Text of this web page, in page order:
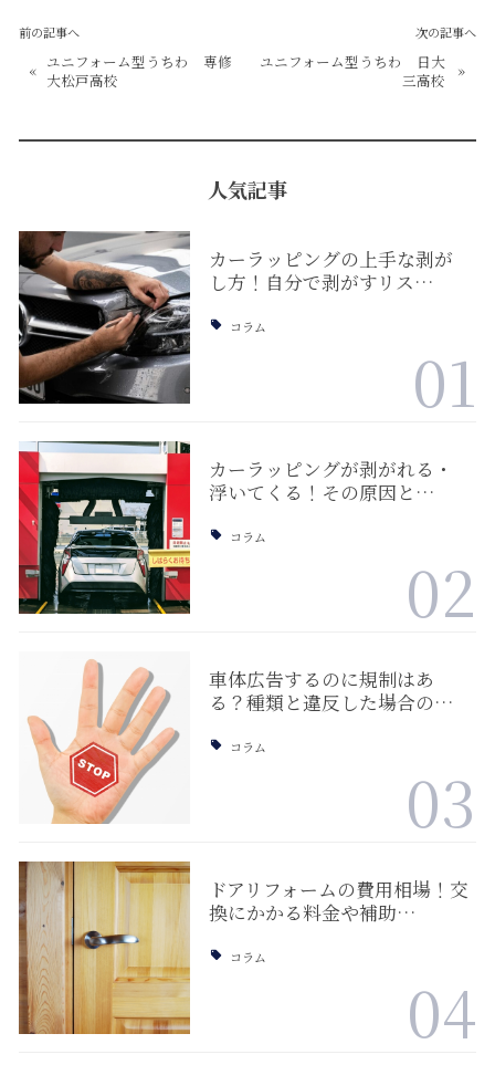
前の記事へ
« ユニフォーム型うちわ 専修
大松戸高校
次の記事へ
ユニフォーム型うちわ 日大
三高校
»
人気記事
カーラッピングの上手な剥が
し方！自分で剥がすリス…
コラム
01
カーラッピングが剥がれる・
浮いてくる！その原因と…
コラム
02
車体広告するのに規制はあ
る？種類と違反した場合の…
コラム
03
ドアリフォームの費用相場！交
換にかかる料金や補助…
コラム
04